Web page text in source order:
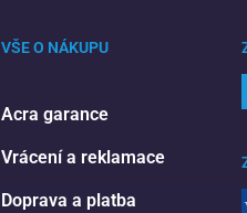
VŠE O NÁKUPU
Acra garance
Vrácení a reklamace
Doprava a platba